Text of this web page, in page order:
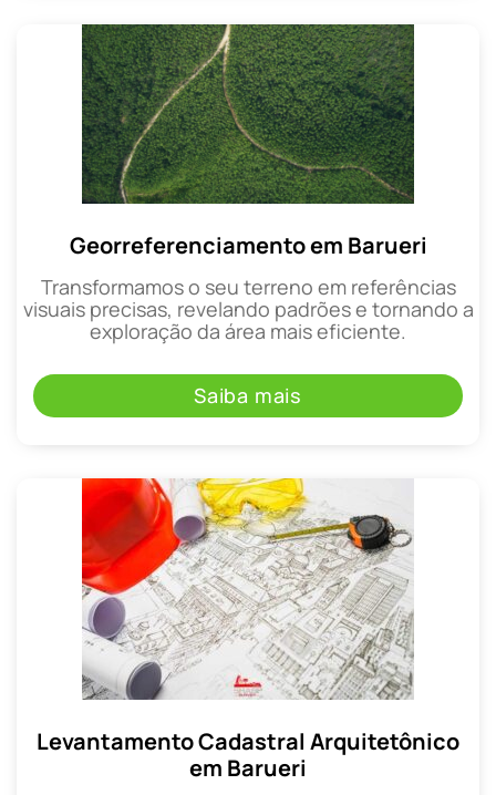
Georreferenciamento em Barueri
Transformamos o seu terreno em referências
visuais precisas, revelando padrões e tornando a
exploração da área mais eficiente.
Saiba mais
Levantamento Cadastral Arquitetônico
em Barueri